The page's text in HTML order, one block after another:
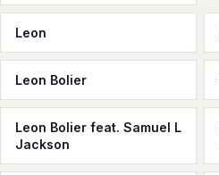
Leon
Leon Bolier
Leon Bolier feat. Samuel L
Jackson